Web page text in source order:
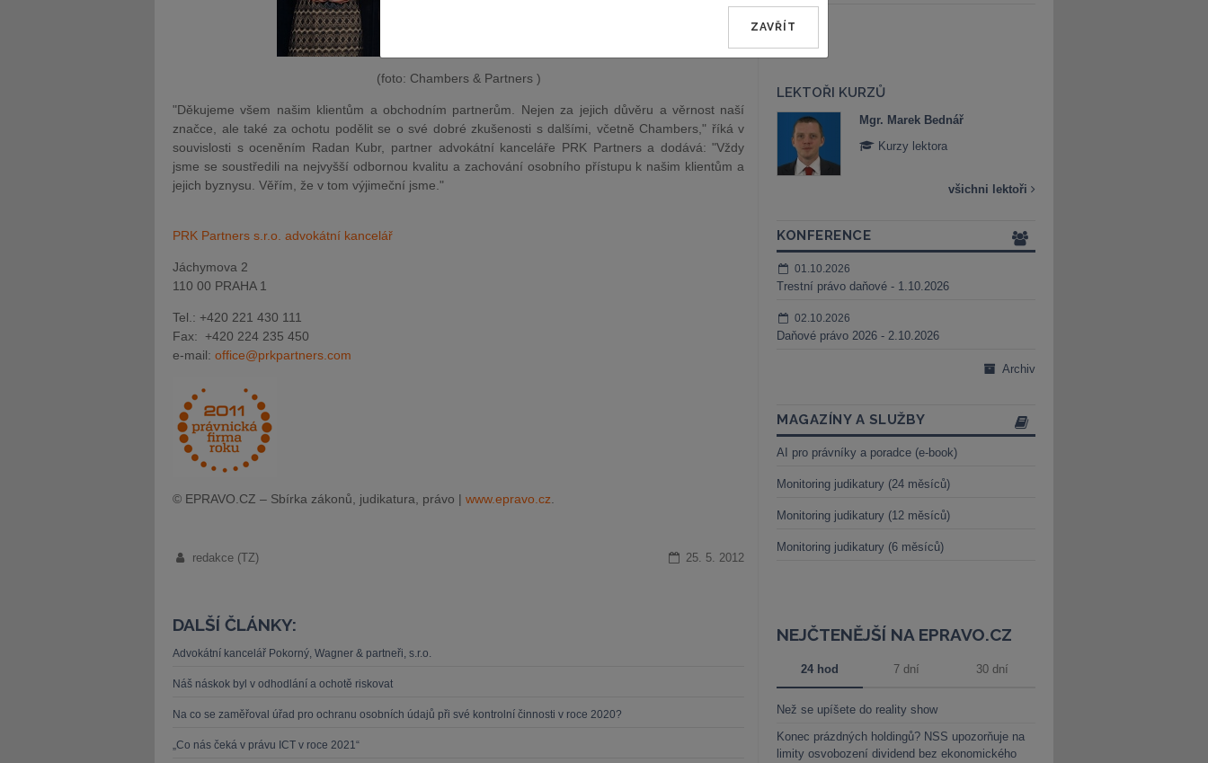
(foto: Chambers & Partners )
"Děkujeme všem našim klientům a obchodním partnerům. Nejen za jejich důvěru a věrnost naší
značce, ale také za ochotu podělit se o své dobré zkušenosti s dalšími, včetně Chambers," říká v
souvislosti s oceněním Radan Kubr, partner advokátní kanceláře PRK Partners a dodává: "Vždy
jsme se soustředili na nejvyšší odbornou kvalitu a zachování osobního přístupu k našim klientům a
jejich byznysu. Věřím, že v tom výjimeční jsme."
PRK Partners s.r.o. advokátní kancelář
Jáchymova 2
110 00 PRAHA 1
Tel.: +420 221 430 111
Fax: +420 224 235 450
e-mail: office@prkpartners.com
© EPRAVO.CZ – Sbírka zákonů, judikatura, právo | www.epravo.cz
redakce (TZ) 25. 5. 2012
DALŠÍ ČLÁNKY:
Advokátní kancelář Pokorný, Wagner & partneři, s.r.o.
Náš náskok byl v odhodlání a ochotě riskovat
Na co se zaměřoval úřad pro ochranu osobních údajů při své kontrolní činnosti v roce 2020?
„Co nás čeká v právu ICT v roce 2021“
LEKTOŘI KURZŮ
Kurzy lektora
MCIArb
Kurzy lektora
Mgr. Marek Bednář
Kurzy lektora
všichni lektoři
KONFERENCE
01.10.2026
Trestní právo daňové - 1.10.2026
02.10.2026
Daňové právo 2026 - 2.10.2026
Archiv
MAGAZÍNY A SLUŽBY
AI pro právníky a poradce (e-book)
Monitoring judikatury (24 měsíců)
Monitoring judikatury (12 měsíců)
Monitoring judikatury (6 měsíců)
NEJČTENĚJŠÍ NA EPRAVO.CZ
24 hod 7 dní 30 dní
Než se upíšete do reality show
Konec prázdných holdingů? NSS upozorňuje na
limity osvobození dividend bez ekonomického
ZAVŘÍT